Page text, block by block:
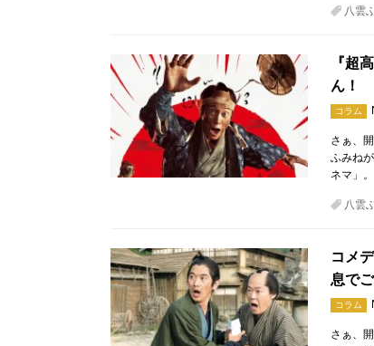
八雲
『超
ん！
コラム
さぁ、
ふみね
ネマ」
八雲
コメ
息で
コラム
さぁ、